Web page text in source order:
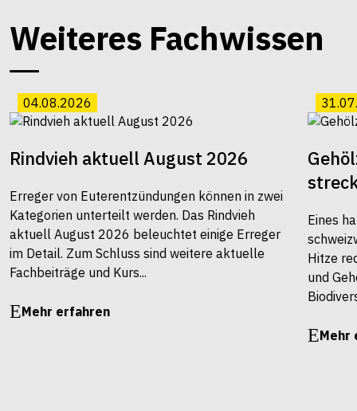
Weiteres Fachwissen
04.08.2026
Rindvieh aktuell August 2026
Erreger von Euterentzündungen können in zwei
Kategorien unterteilt werden. Das Rindvieh
aktuell August 2026 beleuchtet einige Erreger
im Detail. Zum Schluss sind weitere aktuelle
Fachbeiträge und Kurs...
Mehr erfahren
Eines
Hitze
und
Mehr